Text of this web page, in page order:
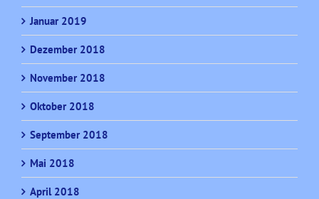
Januar 2019
Dezember 2018
November 2018
Oktober 2018
September 2018
Mai 2018
April 2018